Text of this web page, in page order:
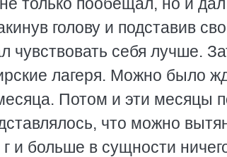
голову и подставив
чувствовать себя лучше.
лагеря. Можно было
Потом и эти месяцы
что можно
и больше в сущности